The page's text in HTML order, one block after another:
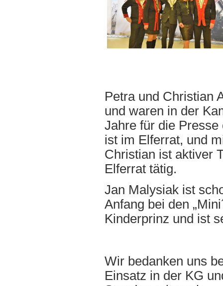
Petra und Christian
und waren in der
Jahre für die
ist im Elferrat, und
Christian ist aktiver
Elferrat tätig.
Jan Malysiak ist
Anfang bei den
Kinderprinz und ist
Wir bedanken uns
Einsatz in der KG